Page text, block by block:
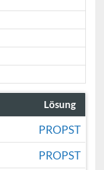
Lösung
PROPST
PROPST